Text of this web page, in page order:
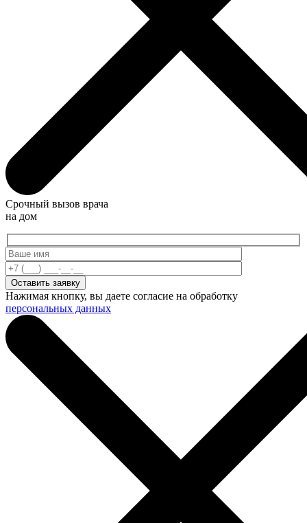
Срочный вызов врача
на дом
Нажимая кнопку, вы даете согласие на обработку
персональных данных